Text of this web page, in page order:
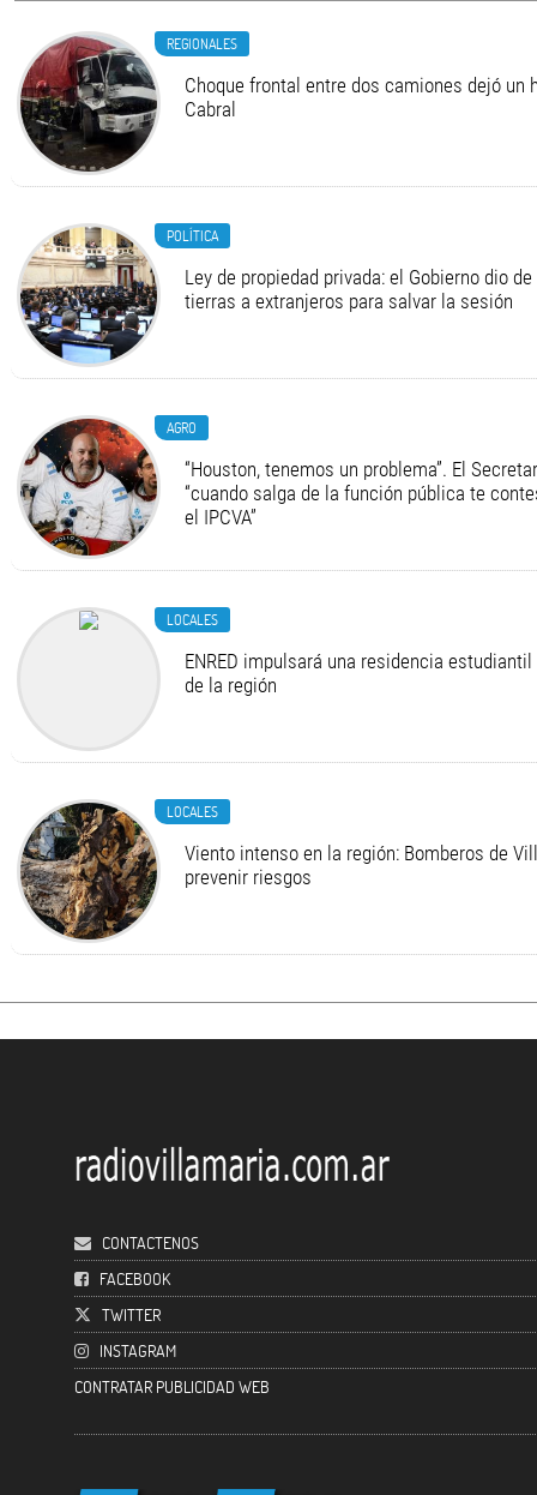
REGIONALES
Choque frontal entre dos camiones dejó un
Cabral
POLÍTICA
Ley de propiedad privada: el Gobierno dio
tierras a extranjeros para salvar la sesión
AGRO
“Houston, tenemos un problema”. El
“cuando salga de la función pública te
el IPCVA”
LOCALES
ENRED impulsará una residencia
de la región
LOCALES
Viento intenso en la región: Bomberos de
prevenir riesgos
CONTACTENOS
FACEBOOK
TWITTER
INSTAGRAM
CONTRATAR PUBLICIDAD WEB